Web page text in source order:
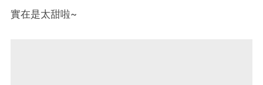
實在是太甜啦~